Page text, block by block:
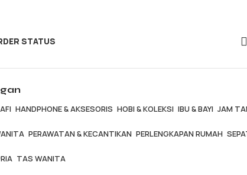
STATUS
HANDPHONE & AKSESORIS HOBI & KOLEKSI IBU & BAYI JAM
PERAWATAN & KECANTIKAN PERLENGKAPAN RUMAH
TAS WANITA